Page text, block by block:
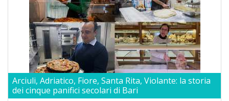
Arciuli, Adriatico, Fiore, Santa Rita, Violante: la storia
dei cinque panifici secolari di Bari